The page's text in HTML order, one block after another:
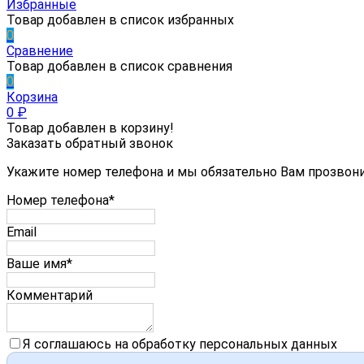
Избранные
Товар добавлен в список избранных
0
Сравнение
Товар добавлен в список сравнения
0
Корзина
0 ₽
Товар добавлен в корзину!
Заказать обратный звонок
Укажите номер телефона и мы обязательно Вам
Номер телефона*
Email
Ваше имя*
Комментарий
Я соглашаюсь на обработку персональных данных